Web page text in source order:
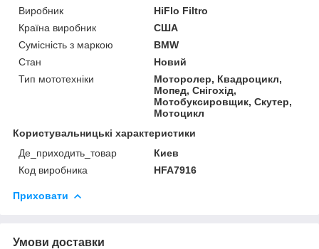
Виробник
HiFlo Filtro
Країна виробник
США
Сумісність з маркою
BMW
Стан
Новий
Тип мототехніки
Моторолер, Квадроцикл,
Мопед, Снігохід,
Мотобуксировщик, Скутер,
Мотоцикл
Користувальницькі характеристики
Де_приходить_товар
Киев
Код виробника
HFA7916
Приховати
Умови доставки